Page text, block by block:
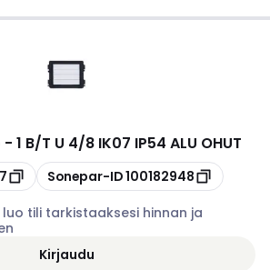
1 B/T U 4/8 IK07 IP54 ALU OHUT
Kopioi
Sonepar-ID100182948
tili tarkistaaksesi hinnan ja
Kirjaudu